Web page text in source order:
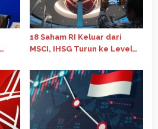
18 Saham RI Keluar dari
MSCI, IHSG Turun ke Level